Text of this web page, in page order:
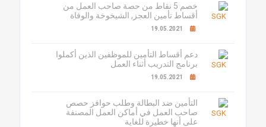
خصم 5 نقاط من حصة صاحب العمل من
أقساط تأمين العجز, الشيخوخة والوفاة
دعم أقساط التأمين للموظفين الذين أكملوا
برنامج التدريب أثناء العمل
التأمين ضد البطالة وطلب حوافز حصص
صاحب العمل في أماكن العمل المصنفة
على أنها خطيرة للغاية